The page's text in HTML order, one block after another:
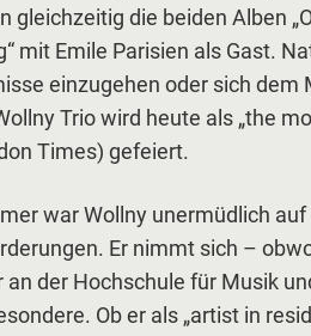
gleichzeitig die beiden Alben
mit Emile Parisien als Gast.
einzugehen oder sich
Trio wird heute als „the
Times) gefeiert.
war Wollny unermüdlich
Er nimmt sich –
an der Hochschule für Musik
Ob er als „artist in